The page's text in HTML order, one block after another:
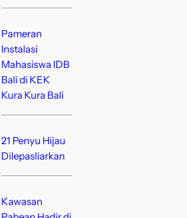
Pameran
Instalasi
Mahasiswa IDB
Bali di KEK
Kura Kura Bali
21 Penyu Hijau
Dilepasliarkan
Kawasan